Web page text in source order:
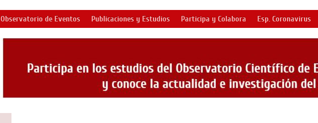
Observatorio de Eventos Publicaciones y Estudios Participa y Colabora Esp. Coronavirus